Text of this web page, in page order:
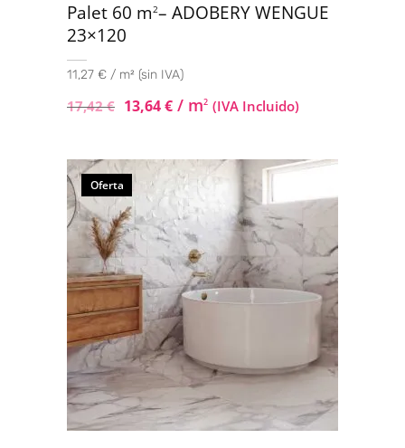
Palet 60 m2– ADOBERY WENGUE
23×120
11,27 € / m² (sin IVA)
17,42€ 13,64€ / m2 (IVA Incluido)
Oferta